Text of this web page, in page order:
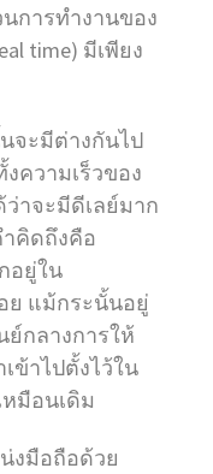
การทำงานของ
time) มีเพียง
จะมีต่างกันไป
ความเร็วของ
าจะมีดีเลย์มาก
คิดถึงคือ
อยู่ใน
ย แม้กระนั้นอยู่
กลางการให้
ข้าไปตั้งไว้ใน
มือนเดิม
งมือถือด้วย